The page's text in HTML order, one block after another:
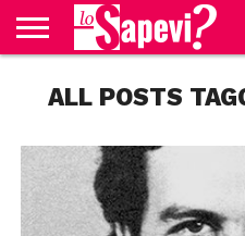
BENESSERE
GOSSIP
PRODOTTI
AMAZON
NEWS
CASA E
CUCINA
ALL POSTS